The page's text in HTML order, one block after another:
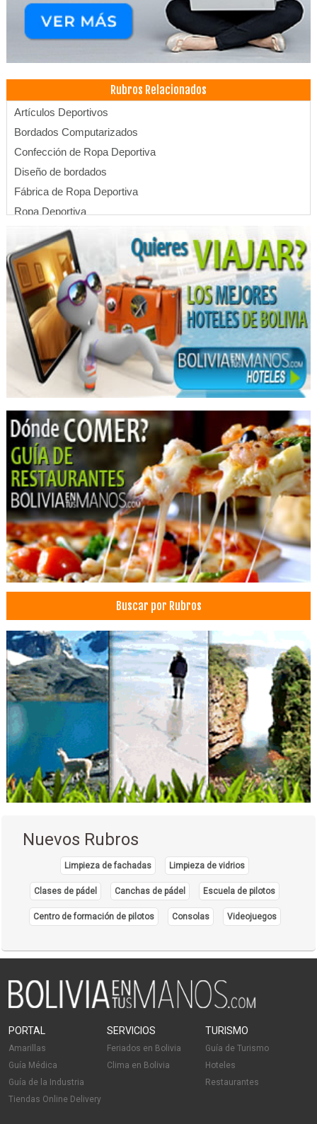
Rubros Relacionados
Artículos Deportivos
Bordados Computarizados
Confección de Ropa Deportiva
Diseño de bordados
Fábrica de Ropa Deportiva
Ropa Deportiva
Sastrerías Deportivas
Sublimados
Comunicación Estratégica
Comunicación
Comunicación Corporativa
Eventos y Comunicación
Organizador de eventos sociales
Producción de Eventos
Publicidad
Producción Audiovisual
Seminarios
Consultores de Planificación Estratégica
Hoteles
Hotels
Salud: Centros Médicos
Clínicas Privadas
Clínicas particulares
Gastronomía
Eventos
Churrasquerías
Restaurantes: Churrasquerías
Restaurantes: Comida Criolla
Vinos
Pastas
Restaurantes: Pescados y Mariscos
Mariscos
Hostales
Servicios de Jardinería
Mantenimiento de piscinas
Limpieza de oficinas
Limpieza de piscinas
Blanqueamiento Dental
Consultorio Dental
Dentistas
Estética Dental
Insumos Dentales
Buscar por Rubros
Nuevos Rubros
Limpieza de fachadas Limpieza de vidrios
Clases de pádel Canchas de pádel Escuela de pilotos
Centro de formación de pilotos Consolas Videojuegos
PORTAL
Amarillas
Guía Médica
Guía de la Industria
Tiendas Online Delivery
SERVICIOS
Feriados en Bolivia
Clima en Bolivia
TURISMO
Guía de Turismo
Hoteles
Restaurantes